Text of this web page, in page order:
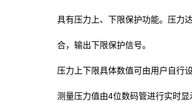
具有压力上、下限保护功能。压力
合，输出下限保护信号。
压力上下限具体数值可由用户自行设
测量压力值由4位数码管进行实时显